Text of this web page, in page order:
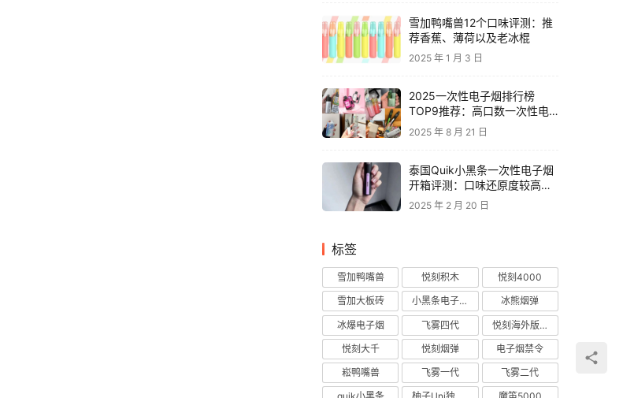
雪加鸭嘴兽12个口味评测：推
荐香蕉、薄荷以及老冰棍
2025 年 1 月 3 日
2025一次性电子烟排行榜
TOP9推荐：高口数一次性电
子烟对比，性价比电子烟品牌
2025 年 8 月 21 日
泰国Quik小黑条一次性电子烟
开箱评测：口味还原度较高，
层次丰富
2025 年 2 月 20 日
标签
雪加鸭嘴兽 悦刻积木 悦刻4000
雪加大板砖 小黑条电子烟 冰熊烟弹
冰爆电子烟 飞雾四代 悦刻海外版烟弹
悦刻大千 悦刻烟弹 电子烟禁令
崧鸭嘴兽 飞雾一代 飞雾二代